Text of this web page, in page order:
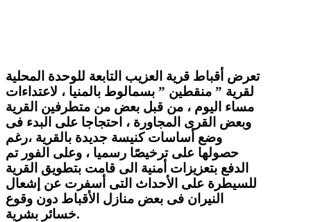
تعرض أقباط قرية العزيب التابعة للوحدة المحلية
لقرية ” منقطين ” بسمالوط بالمنيا ، لاعتداءات
مساء اليوم ، من قبل بعض من متطرفين القرية
وبعض القرى المجاورة ، احتجاجا على البدء فى
وضع أساسات كنيسة جديدة بالقرية ،رغم
حصولها على ترخيصًا رسميا ، وعلى الفور تم
الدفع بتعزيزات أمنية الى قامت بتطويق القرية
للسيطرة على الأحداث التى أسفرت عن إشعال
النيران فى بعض منازل الأقباط دون وقوع
خسائر بشرية.